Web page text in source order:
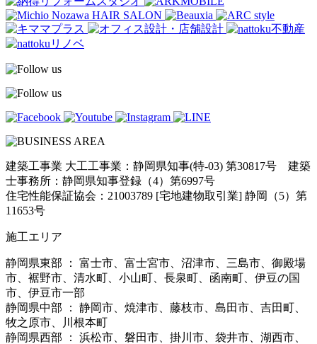
建築工事業 大工工事業：静岡県知事(特-03) 第30817号 建築
士事務所：静岡県知事登録（4）第6997号
住宅性能保証協会：21003789 [宅地建物取引業] 静岡（5）第
11653号
施工エリア
静岡県東部 ： 富士市、富士宮市、沼津市、三島市、御殿場
市、裾野市、清水町、小山町、長泉町、函南町、伊豆の国
市、伊豆市一部
静岡県中部 ： 静岡市、焼津市、藤枝市、島田市、吉田町、
牧之原市、川根本町
静岡県西部 ： 浜松市、磐田市、掛川市、袋井市、湖西市、